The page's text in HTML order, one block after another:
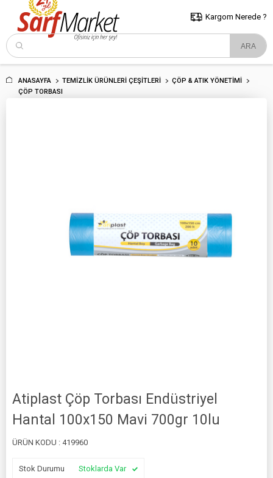
5000 TL ve Üzeri Alışverişlerde İstanbul İçi Kargo Bedava!
ve Trakya İçin Tıklayın..
Kargom Nerede ?
ANASAYFA TEMIZLIK ÜRÜNLERI ÇEŞITLERI
ÇÖP & ATIK YÖNETIMI
ÇÖP TORBASI
Atiplast Çöp Torbası Endüstriyel
Hantal 100x150 Mavi 700gr 10lu
ÜRÜN KODU : 419960
Stok Durumu Stoklarda Var